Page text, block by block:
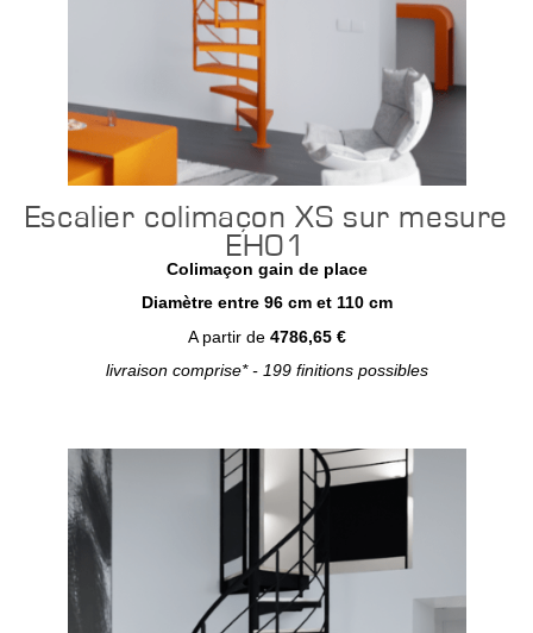
Escalier colimaçon XS sur mesure
EH01
Colimaçon gain de place
Diamètre entre 96 cm et 110 cm
A partir de 4786,65 €
livraison comprise* - 199 finitions possibles
Configurer